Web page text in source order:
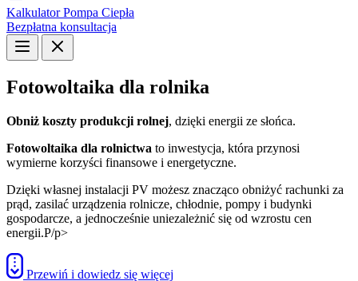
Kalkulator Pompa Ciepła
Bezpłatna konsultacja
Fotowoltaika dla rolnika
Obniż koszty produkcji rolnej, dzięki energii ze słońca.
Fotowoltaika dla rolnictwa to inwestycja, która przynosi
wymierne korzyści finansowe i energetyczne.
Dzięki własnej instalacji PV możesz znacząco obniżyć rachunki za
prąd, zasilać urządzenia rolnicze, chłodnie, pompy i budynki
gospodarcze, a jednocześnie uniezależnić się od wzrostu cen
energii.P/p>
Przewiń i dowiedz się więcej